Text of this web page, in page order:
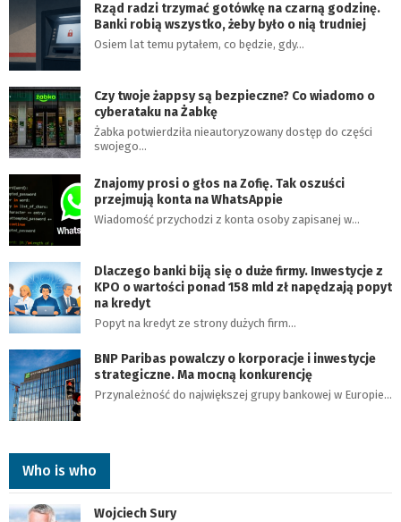
Rząd radzi trzymać gotówkę na czarną godzinę.
Banki robią wszystko, żeby było o nią trudniej
Osiem lat temu pytałem, co będzie, gdy…
Czy twoje żappsy są bezpieczne? Co wiadomo o
cyberataku na Żabkę
Żabka potwierdziła nieautoryzowany dostęp do części
swojego…
Znajomy prosi o głos na Zofię. Tak oszuści
przejmują konta na WhatsAppie
Wiadomość przychodzi z konta osoby zapisanej w…
Dlaczego banki biją się o duże firmy. Inwestycje z
KPO o wartości ponad 158 mld zł napędzają popyt
na kredyt
Popyt na kredyt ze strony dużych firm…
BNP Paribas powalczy o korporacje i inwestycje
strategiczne. Ma mocną konkurencję
Przynależność do największej grupy bankowej w Europie…
Who is who
Wojciech Sury